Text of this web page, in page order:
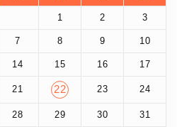
1 2 3
7 8 9 10
14 15 16 17
21 22 23 24
28 29 30 31